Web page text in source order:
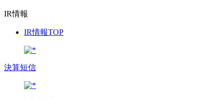
IR情報
IR情報TOP
決算短信